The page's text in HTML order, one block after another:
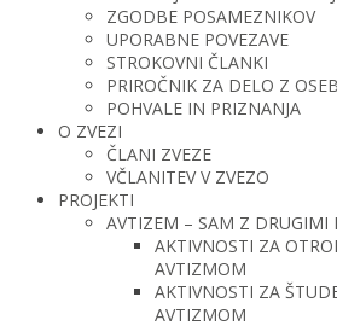
ZGODBE POSAMEZNIKOV
UPORABNE POVEZAVE
STROKOVNI ČLANKI
PRIROČNIK ZA DELO Z
POHVALE IN PRIZNANJA
O ZVEZI
ČLANI ZVEZE
VČLANITEV V ZVEZO
PROJEKTI
AVTIZEM – SAM Z DRUGIMI
AKTIVNOSTI ZA
AVTIZMOM
AKTIVNOSTI ZA
AVTIZMOM